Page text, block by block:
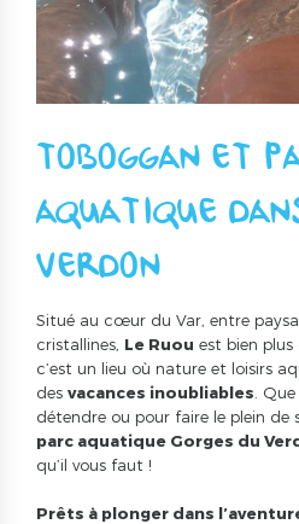
TOBOGGAN ET
AQUATIQUE
VERDON
Situé au cœur du Var, entre
cristallines, Le Ruou est bien plus
c’est un lieu où nature et loisirs
des vacances inoubliables .
détendre ou pour faire le plein de
parc aquatique Gorges du
qu’il vous faut !
Prêts à plonger dans